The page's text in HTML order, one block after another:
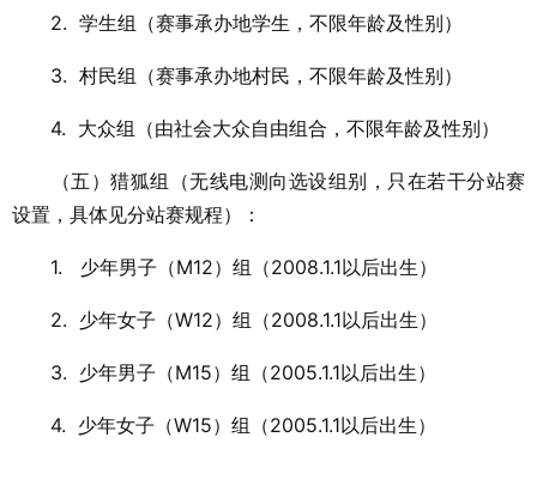
2. 学生组（赛事承办地学生，不限年龄及性别）
3. 村民组（赛事承办地村民，不限年龄及性别）
4. 大众组（由社会大众自由组合，不限年龄及性别）
（五）猎狐组（无线电测向选设组别，只在若干分站赛
设置，具体见分站赛规程）：
1. 少年男子（M12）组（2008.1.1以后出生）
2. 少年女子（W12）组（2008.1.1以后出生）
3. 少年男子（M15）组（2005.1.1以后出生）
4. 少年女子（W15）组（2005.1.1以后出生）